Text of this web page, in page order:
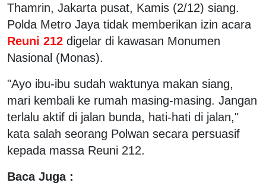
Thamrin, Jakarta pusat, Kamis (2/12) siang.
Polda Metro Jaya tidak memberikan izin acara
Reuni 212 digelar di kawasan Monumen
Nasional (Monas).
"Ayo ibu-ibu sudah waktunya makan siang,
mari kembali ke rumah masing-masing. Jangan
terlalu aktif di jalan bunda, hati-hati di jalan,"
kata salah seorang Polwan secara persuasif
kepada massa Reuni 212.
Baca Juga :